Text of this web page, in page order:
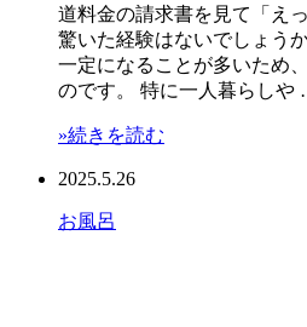
道料金の請求書を見て「え
驚いた経験はないでしょう
一定になることが多いため
のです。 特に一人暮らしや
»続きを読む
2025.5.26
お風呂